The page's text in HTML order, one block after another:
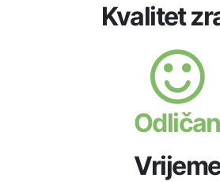
Kvalitet
Odličan